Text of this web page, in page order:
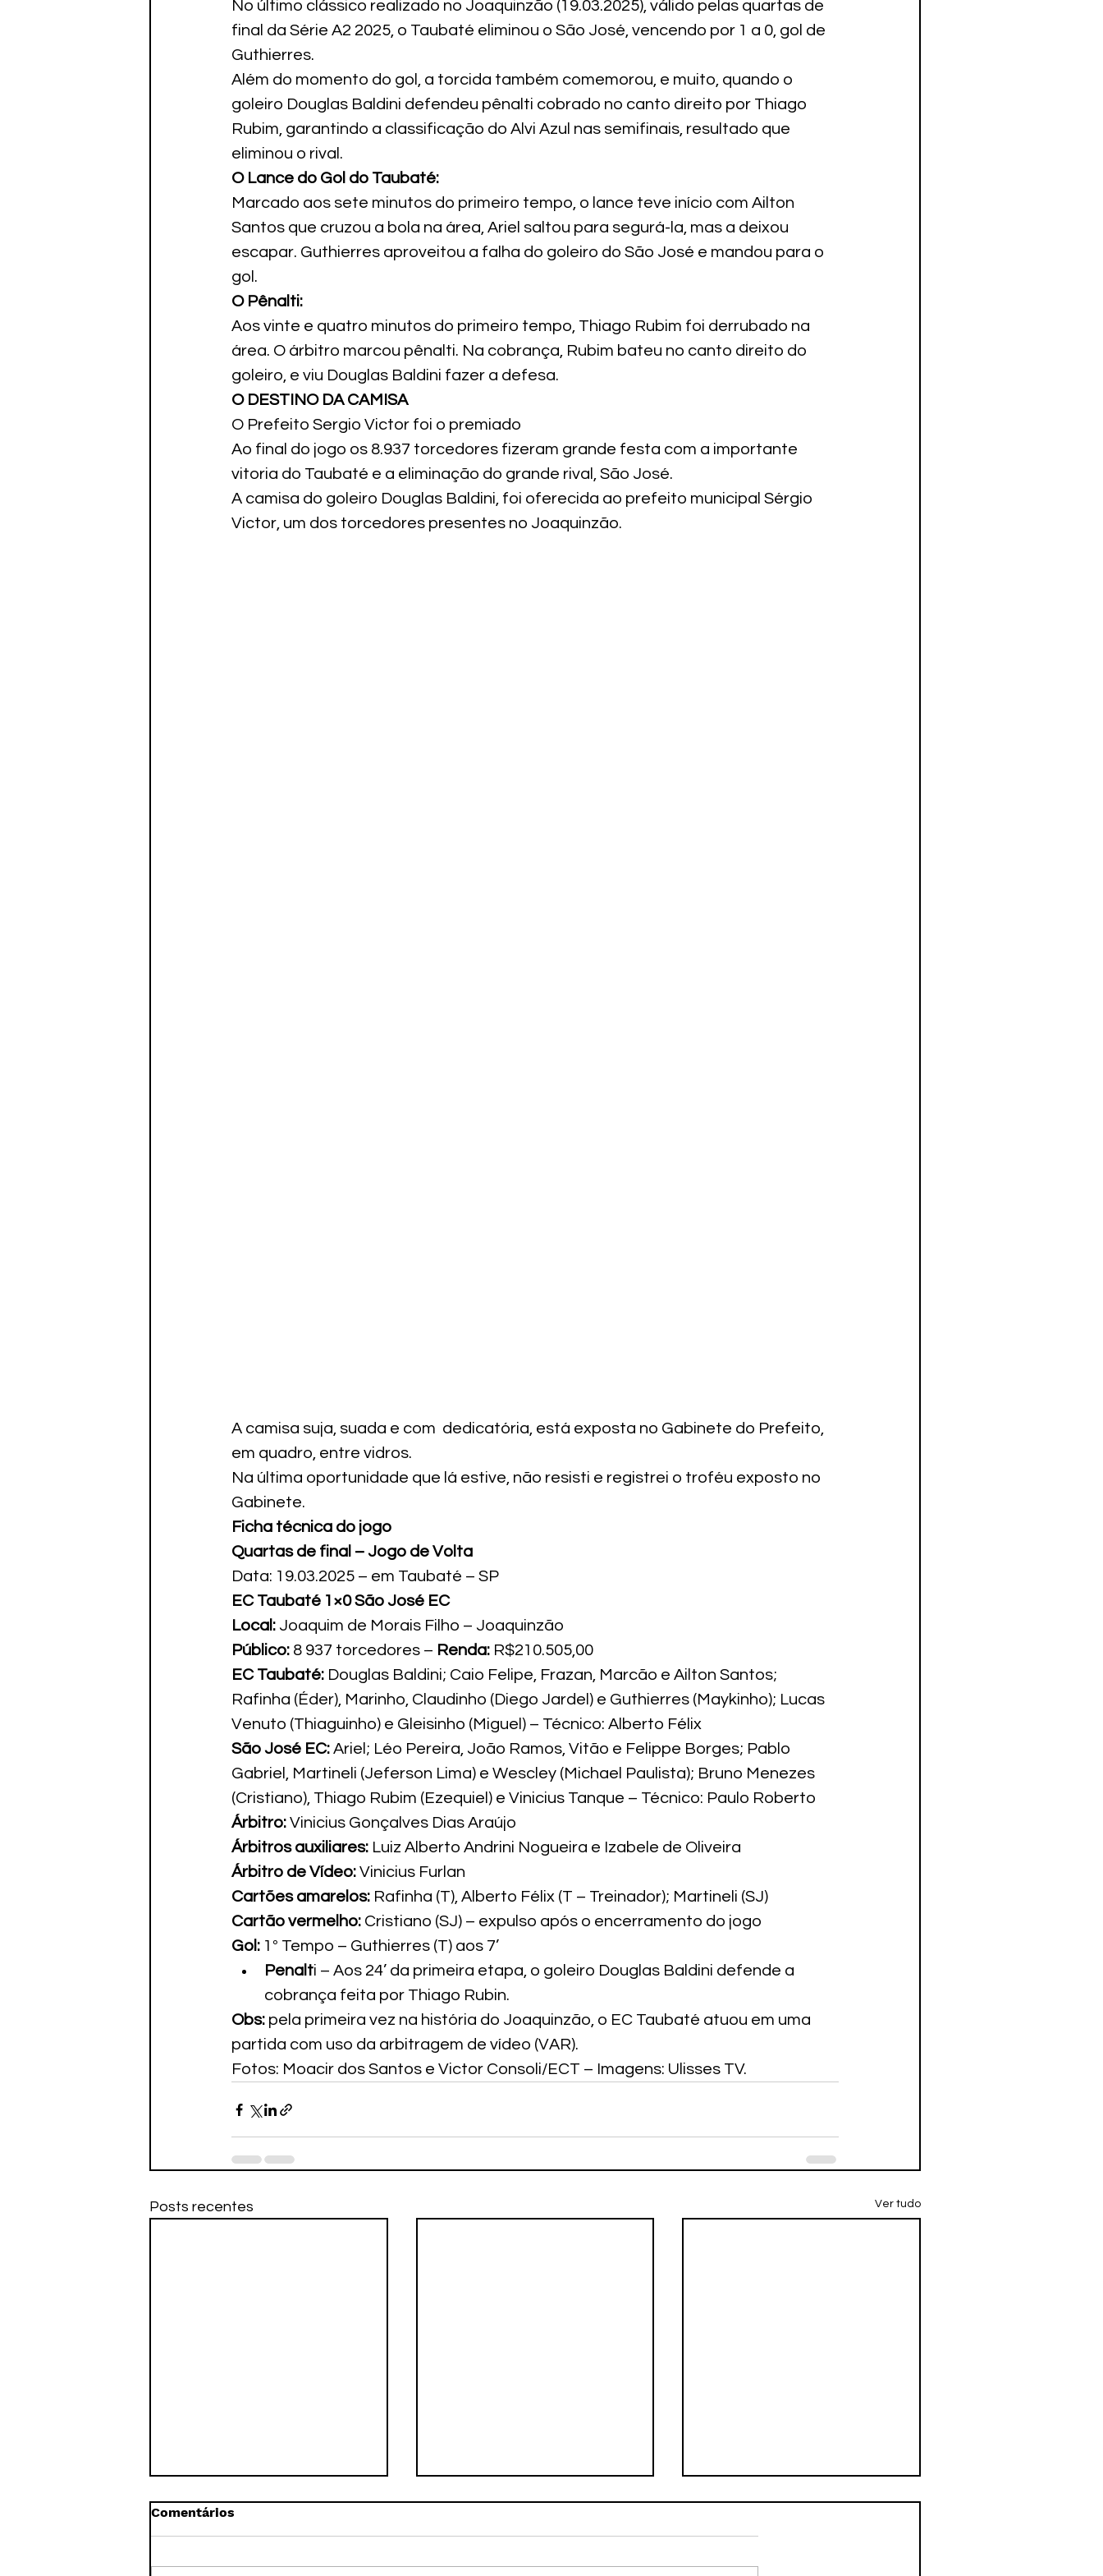
ParatletismoNo último clássico realizado no Joaquinzão (19.03.2025), válido pelas quartas de
final da Série A2 2025, o Taubaté eliminou o São José, vencendo por 1 a 0, gol de
Guthierres.
Além do momento do gol, a torcida também comemorou, e muito, quando o
goleiro Douglas Baldini defendeu pênalti cobrado no canto direito por Thiago
Rubim, garantindo a classificação do Alvi Azul nas semifinais, resultado que
eliminou o rival.
O Lance do Gol do Taubaté:
Marcado aos sete minutos do primeiro tempo, o lance teve início com Ailton
Santos que cruzou a bola na área, Ariel saltou para segurá-la, mas a deixou
escapar. Guthierres aproveitou a falha do goleiro do São José e mandou para o
gol.
O Pênalti:
Aos vinte e quatro minutos do primeiro tempo, Thiago Rubim foi derrubado na
área. O árbitro marcou pênalti. Na cobrança, Rubim bateu no canto direito do
goleiro, e viu Douglas Baldini fazer a defesa.
O DESTINO DA CAMISA
O Prefeito Sergio Victor foi o premiado
Ao final do jogo os 8.937 torcedores fizeram grande festa com a importante
vitoria do Taubaté e a eliminação do grande rival, São José.
A camisa do goleiro Douglas Baldini, foi oferecida ao prefeito municipal Sérgio
Victor, um dos torcedores presentes no Joaquinzão.
A camisa suja, suada e com  dedicatória, está exposta no Gabinete do Prefeito,
em quadro, entre vidros.
Na última oportunidade que lá estive, não resisti e registrei o troféu exposto no
Gabinete.
Ficha técnica do jogo
Quartas de final – Jogo de Volta
Data: 19.03.2025 – em Taubaté – SP
EC Taubaté 1×0 São José EC
Local: Joaquim de Morais Filho – Joaquinzão
Público: 8 937 torcedores – Renda: R$210.505,00
EC Taubaté: Douglas Baldini; Caio Felipe, Frazan, Marcão e Ailton Santos;
Rafinha (Éder), Marinho, Claudinho (Diego Jardel) e Guthierres (Maykinho); Lucas
Venuto (Thiaguinho) e Gleisinho (Miguel) – Técnico: Alberto Félix
São José EC: Ariel; Léo Pereira, João Ramos, Vitão e Felippe Borges; Pablo
Gabriel, Martineli (Jeferson Lima) e Wescley (Michael Paulista); Bruno Menezes
(Cristiano), Thiago Rubim (Ezequiel) e Vinicius Tanque – Técnico: Paulo Roberto
Árbitro: Vinicius Gonçalves Dias Araújo
Árbitros auxiliares: Luiz Alberto Andrini Nogueira e Izabele de Oliveira
Árbitro de Vídeo: Vinicius Furlan
Cartões amarelos: Rafinha (T), Alberto Félix (T – Treinador); Martineli (SJ)
Cartão vermelho: Cristiano (SJ) – expulso após o encerramento do jogo
Gol: 1º Tempo – Guthierres (T) aos 7’
Penalti – Aos 24’ da primeira etapa, o goleiro Douglas Baldini defende a
cobrança feita por Thiago Rubin.
Obs: pela primeira vez na história do Joaquinzão, o EC Taubaté atuou em uma
partida com uso da arbitragem de vídeo (VAR).
Fotos: Moacir dos Santos e Victor Consoli/ECT – Imagens: Ulisses TV.
Posts recentes Ver tudo
Comentários